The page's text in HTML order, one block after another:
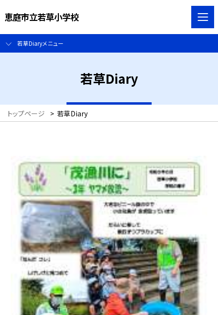
恵庭市立若草小学校
若草Diaryメニュー
若草Diary
トップページ > 若草Diary